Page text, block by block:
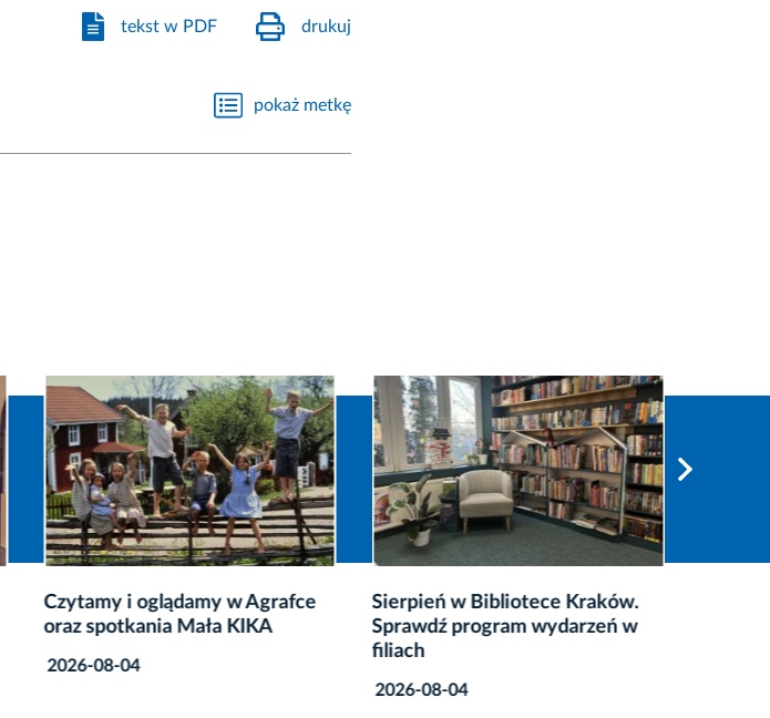
tekst w PDF drukuj
pokaż metkę
Czytamy i oglądamy w Agrafce
oraz spotkania Mała KIKA
2026-08-04
Sierpień w Bibliotece Kraków.
Sprawdź program wydarzeń w
filiach
2026-08-04